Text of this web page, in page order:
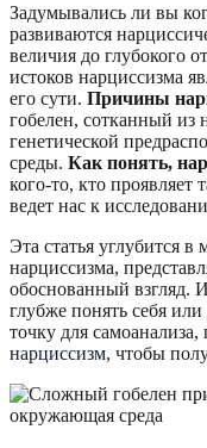
Задумывались ли вы
развиваются
величия до глубокого
истоков нарциссизма
его сути. Причины
гобелен, сотканный из
генетической
среды. Как понять,
кого-то, кто проявляет
ведет нас к
Эта статья углубится
нарциссизма,
обоснованный взгляд.
глубже понять себя
точку для самоанализа,
нарциссизм, чтобы